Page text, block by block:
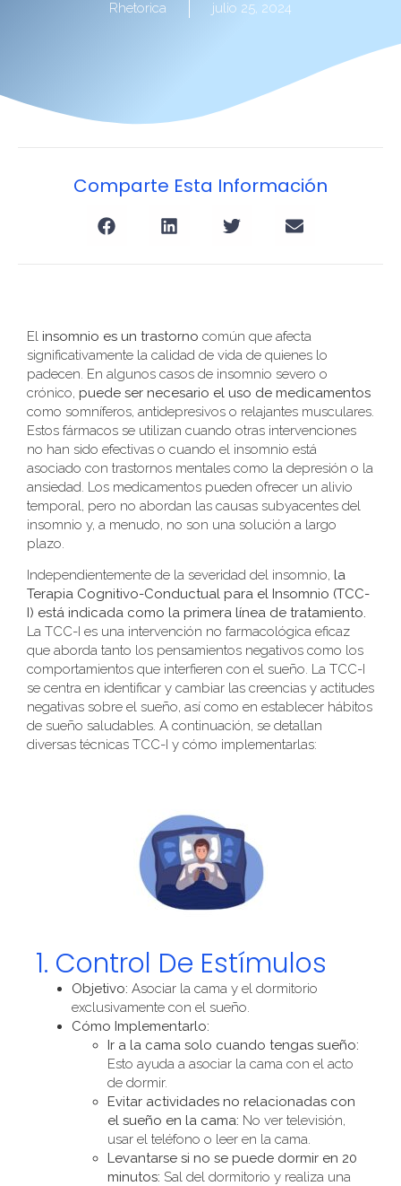
Consulta en Línea
Somnolencia Diurna
Rhetorica julio 25, 2024
Comparte Esta Información
El insomnio es un trastorno común que afecta
significativamente la calidad de vida de quienes lo
padecen. En algunos casos de insomnio severo o
crónico, puede ser necesario el uso de medicamentos
como somníferos, antidepresivos o relajantes musculares.
Estos fármacos se utilizan cuando otras intervenciones
no han sido efectivas o cuando el insomnio está
asociado con trastornos mentales como la depresión o la
ansiedad. Los medicamentos pueden ofrecer un alivio
temporal, pero no abordan las causas subyacentes del
insomnio y, a menudo, no son una solución a largo
plazo.
Independientemente de la severidad del insomnio, la
Terapia Cognitivo-Conductual para el Insomnio (TCC-
I) está indicada como la primera línea de tratamiento.
La TCC-I es una intervención no farmacológica eficaz
que aborda tanto los pensamientos negativos como los
comportamientos que interfieren con el sueño. La TCC-I
se centra en identificar y cambiar las creencias y actitudes
negativas sobre el sueño, así como en establecer hábitos
de sueño saludables. A continuación, se detallan
diversas técnicas TCC-I y cómo implementarlas:
1. Control De Estímulos
Objetivo: Asociar la cama y el dormitorio
exclusivamente con el sueño.
Cómo Implementarlo:
Ir a la cama solo cuando tengas sueño:
Esto ayuda a asociar la cama con el acto
de dormir.
Evitar actividades no relacionadas con
el sueño en la cama: No ver televisión,
usar el teléfono o leer en la cama.
Levantarse si no se puede dormir en 20
minutos: Sal del dormitorio y realiza una